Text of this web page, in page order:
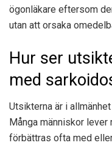
ögonläkare eftersom
utan att orsaka
Hur ser
med
Utsikterna är i
Många människor
förbättras ofta med